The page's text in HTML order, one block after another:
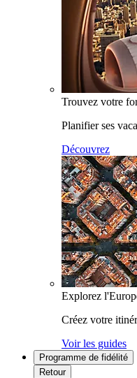
Trouvez votre
Planifier ses
Découvrez
Explorez
Créez votre
Voir les guides
Programme de fidélité
Retour